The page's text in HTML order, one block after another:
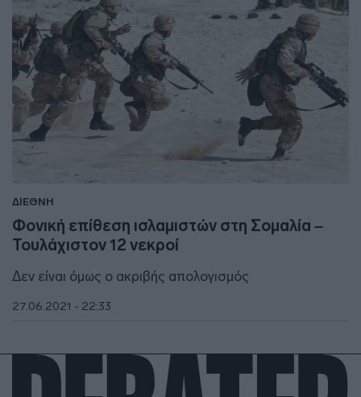
ΔΙΕΘΝΗ
Φονική επίθεση ισλαμιστών στη Σομαλία –
Τουλάχιστον 12 νεκροί
Δεν είναι όμως ο ακριβής απολογισμός
27.06.2021 - 22:33